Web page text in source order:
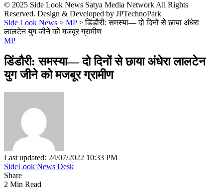
© 2025 Side Look News Satya Media Network All Rights
Reserved. Design & Developed by JPTechnoPark
Side Look News > MP>डिंडौरी: समस्या— दो दिनों से छाया अंधेरा
लालटेन युग जीने को मजबूर ग्रामीण
MP
डिंडौरी: समस्या— दो दिनों से छाया अंधेरा लालटेन
युग जीने को मजबूर ग्रामीण
Last updated: 24/07/2022 10:33 PM
SideLook News Desk
Share
2 Min Read